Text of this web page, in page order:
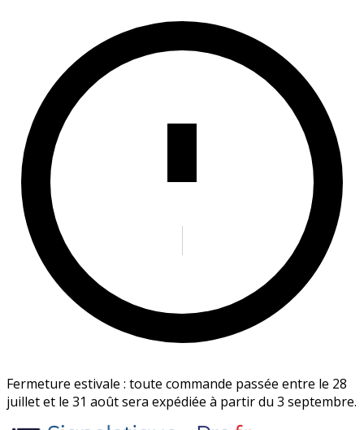
Fermeture estivale : toute commande passée entre le 28
juillet et le 31 août sera expédiée à partir du 3 septembre.